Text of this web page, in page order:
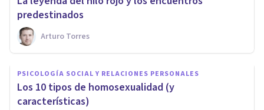
predestinados
Arturo Torres
PSICOLOGÍA SOCIAL Y RELACIONES PERSONALES
Los 10 tipos de homosexualidad (y
características)